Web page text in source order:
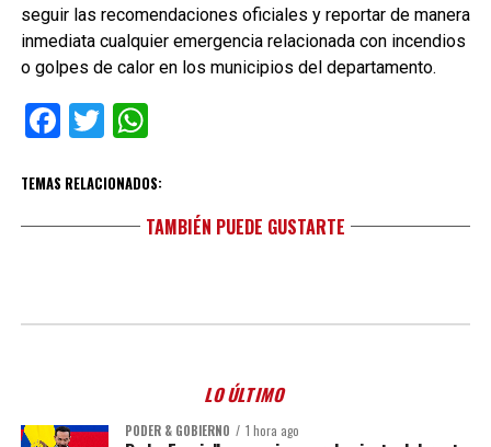
seguir las recomendaciones oficiales y reportar de manera
inmediata cualquier emergencia relacionada con incendios
o golpes de calor en los municipios del departamento.
Facebook
TwitterWhatsApp
TEMAS RELACIONADOS:
TAMBIÉN PUEDE GUSTARTE
LO ÚLTIMO
PODER & GOBIERNO 1 hora ago